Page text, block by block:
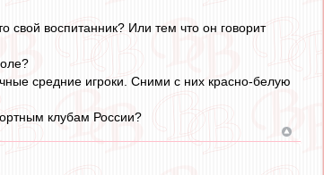
воспитанник? Или тем что он говорит
средние игроки. Сними с них красно-белую
клубам России?